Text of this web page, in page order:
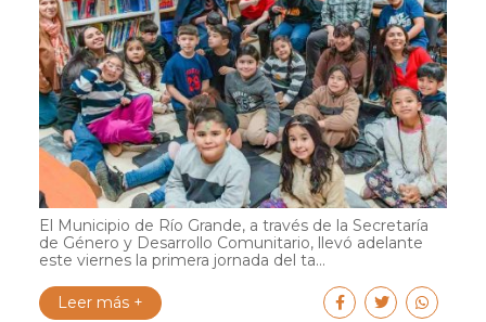
El Municipio de Río Grande, a través de la Secretaría
de Género y Desarrollo Comunitario, llevó adelante
este viernes la primera jornada del ta...
Leer más +